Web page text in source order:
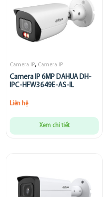
Camera IP, Camera IP
Camera IP 6MP DAHUA DH-
IPC-HFW3649E-AS-IL
Liên hệ
Xem chi tiết